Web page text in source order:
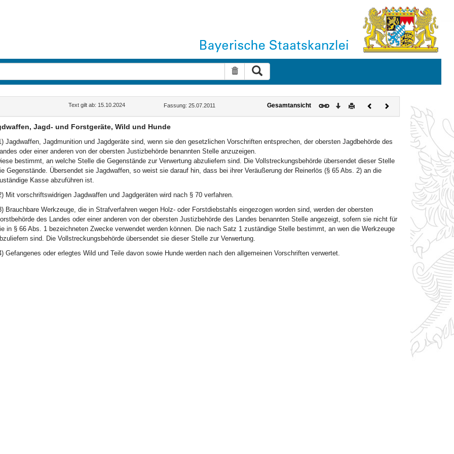
Suche zurücksetzen
Text gilt ab: 15.10.2024 Fassung: 25.07.2011 Gesamtansicht Download
DruckenVorherigesNächstes
Dokument
Jagd- und Forstgeräte, Wild und Hunde
Jagdwaffen, Jagdmunition und Jagdgeräte sind, wenn sie den gesetzlichen Vorschriften entsprechen, der obersten Jagdbehörde des
oder einer anderen von der obersten Justizbehörde benannten Stelle anzuzeigen.
bestimmt, an welche Stelle die Gegenstände zur Verwertung abzuliefern sind. Die Vollstreckungsbehörde übersendet dieser Stelle
Gegenstände. Übersendet sie Jagdwaffen, so weist sie darauf hin, dass bei ihrer Veräußerung der Reinerlös (§ 65 Abs. 2) an die
Kasse abzuführen ist.
Mit vorschriftswidrigen Jagdwaffen und Jagdgeräten wird nach § 70 verfahren.
Brauchbare Werkzeuge, die in Strafverfahren wegen Holz- oder Forstdiebstahls eingezogen worden sind, werden der obersten
des Landes oder einer anderen von der obersten Justizbehörde des Landes benannten Stelle angezeigt, sofern sie nicht für
in § 66 Abs. 1 bezeichneten Zwecke verwendet werden können. Die nach Satz 1 zuständige Stelle bestimmt, an wen die Werkzeuge
sind. Die Vollstreckungsbehörde übersendet sie dieser Stelle zur Verwertung.
Gefangenes oder erlegtes Wild und Teile davon sowie Hunde werden nach den allgemeinen Vorschriften verwertet.